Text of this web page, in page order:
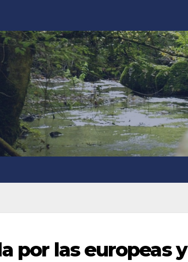
por las europeas y